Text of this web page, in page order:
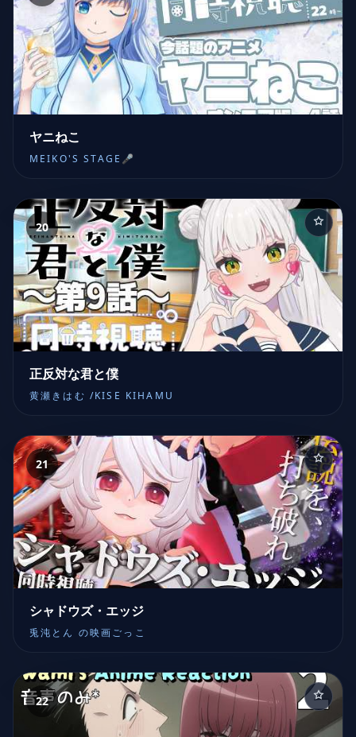
ヤニねこ
MEIKO'S STAGE🎤
20
正反対な君と僕
黄瀬きはむ /KISE KIHAMU
21
シャドウズ・エッジ
兎沌とん の映画ごっこ
22